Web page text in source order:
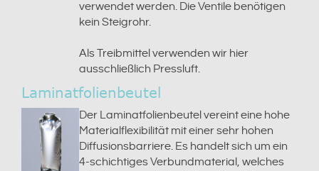
verwendet werden. Die Ventile benötigen
kein Steigrohr.
Als Treibmittel verwenden wir hier
ausschließlich Pressluft.
Laminatfolienbeutel
Der Laminatfolienbeutel vereint eine hohe
Materialflexibilität mit einer sehr hohen
Diffusionsbarriere. Es handelt sich um ein
4-schichtiges Verbundmaterial, welches